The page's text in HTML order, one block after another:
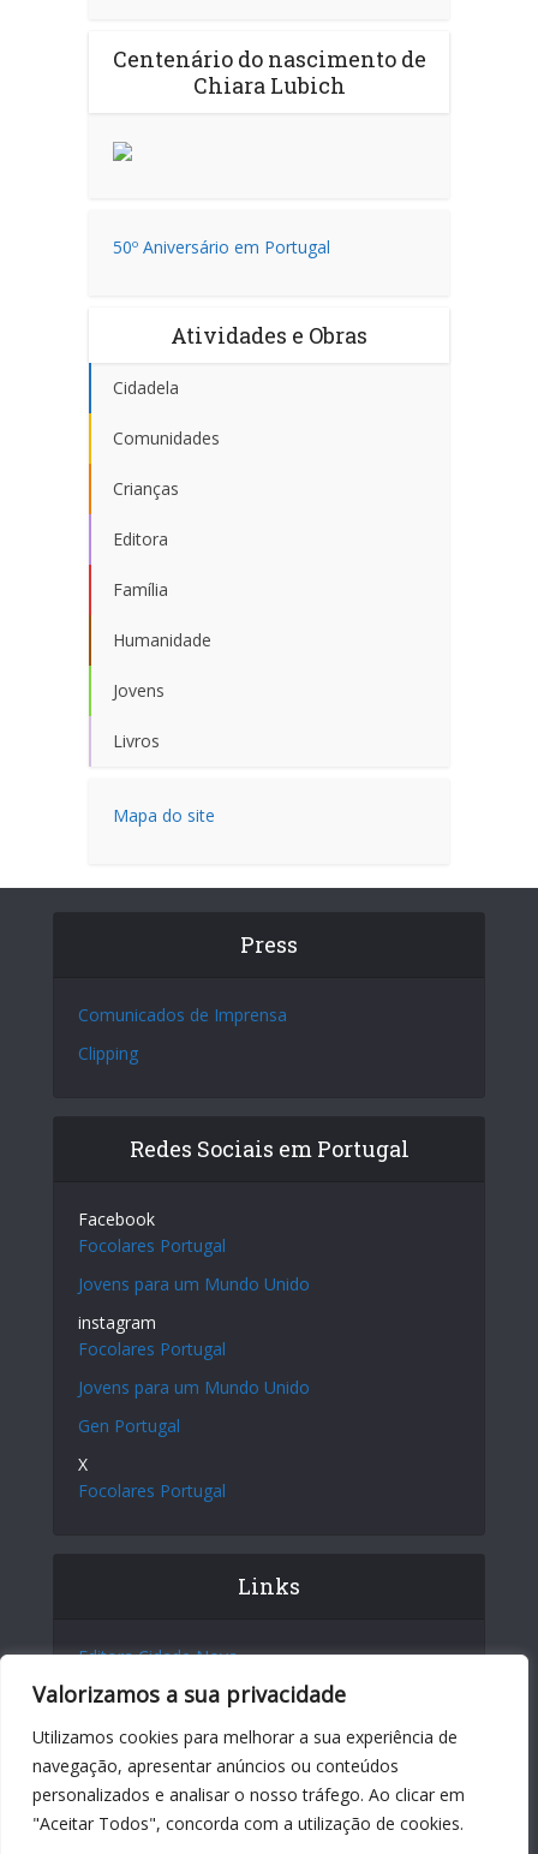
Valorizamos a sua privacidade
Utilizamos cookies para melhorar a sua experiência de
navegação, apresentar anúncios ou conteúdos
personalizados e analisar o nosso tráfego. Ao clicar em
"Aceitar Todos", concorda com a utilização de cookies.
Centenário do nascimento de
Chiara Lubich
50º Aniversário em Portugal
Atividades e Obras
Cidadela
Comunidades
Crianças
Editora
Família
Humanidade
Jovens
Livros
Mapa do site
Press
Comunicados de Imprensa
Clipping
Redes Sociais em Portugal
Facebook
Focolares Portugal
Jovens para um Mundo Unido
instagram
Focolares Portugal
Jovens para um Mundo Unido
Gen Portugal
X
Focolares Portugal
Links
Editora Cidade Nova
Site Internacional
Centro Chiara Lubich
Centro Igino Giordani
Sites dos Focolares nos 5 continentes